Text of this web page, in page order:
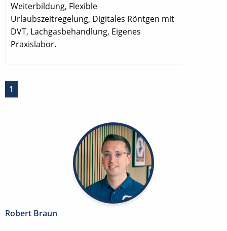
Weiterbildung, Flexible
Urlaubszeitregelung, Digitales Röntgen mit
DVT, Lachgasbehandlung, Eigenes
Praxislabor.
1
Robert Braun